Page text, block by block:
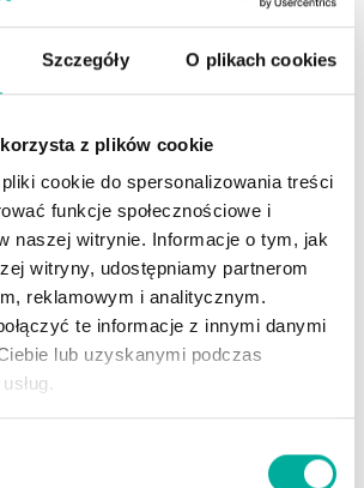
Szczegóły O plikach cookies
z plików cookie
cookie do spersonalizowania treści
funkcje społecznościowe i
naszej witrynie. Informacje o tym, jak
witryny, udostępniamy partnerom
reklamowym i analitycznym.
te informacje z innymi danymi
lub uzyskanymi podczas
którzy już za 20-30 lat
o ile system przetrwa, będą mogli
emeryturach. Jak w każdej piramidzie,
Jednocześnie przypomnę, że ze
zabezpieczono ok. 60 kg złota, a w
odzyskano przynajmniej 13 mld
zminimalizować straty klientów.
piramida finansowa o
się fundamentach
optymistycznie podchodzić do
stanie FUS w 2080 roku? Bez zmiany
będzie trzeba dopłacać do niego